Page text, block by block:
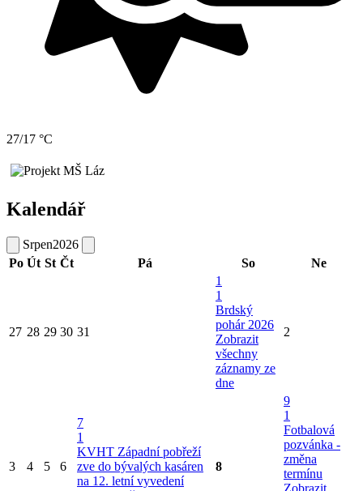
27/17 °C
Kalendář
Srpen2026
Po Út St Čt Pá So Ne
27 28 29 30 31
1
1
Brdský
pohár 2026
Zobrazit
všechny
záznamy ze
dne
2
3 4 5 6
7
1
KVHT Západní pobřeží
zve do bývalých kasáren
na 12. letní vyvedení
8
9
1
Fotbalová
pozvánka -
změna
termínu